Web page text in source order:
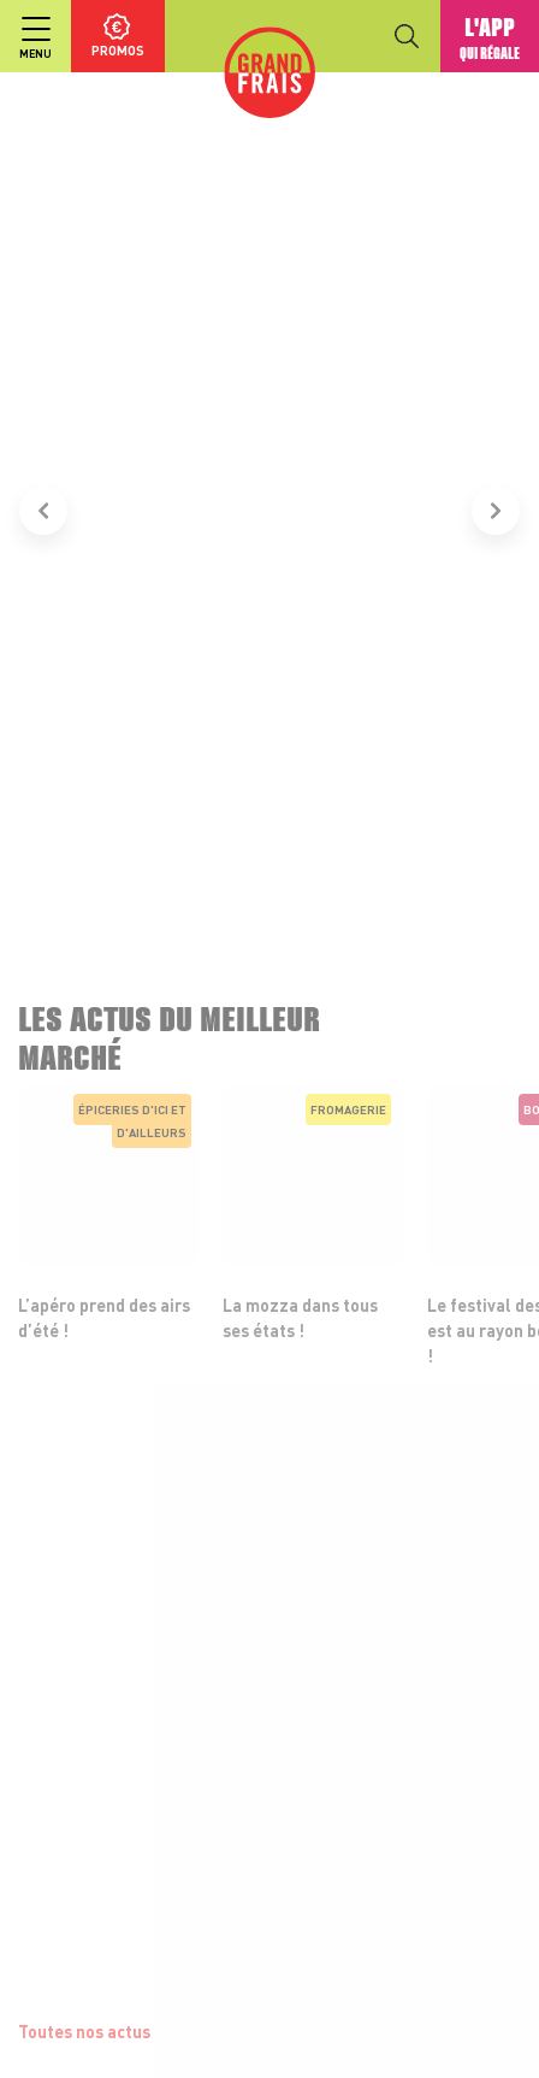
MENU PROMOS
L'APP
QUI RÉGALE
LES ACTUS DU MEILLEUR
MARCHÉ
ÉPICERIES D'ICI ET
D'AILLEURS
L’apéro prend des airs
d’été !
FROMAGERIE
La mozza dans tous
ses états !
Le festival
est au rayon
!
Toutes nos actus